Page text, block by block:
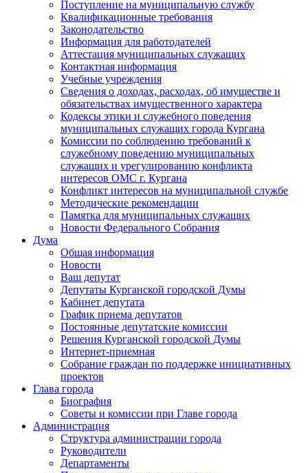
Поступление на муниципальную службу
Квалификационные требования
Законодательство
Информация для работодателей
Аттестация муниципальных служащих
Контактная информация
Учебные учреждения
Сведения о доходах, расходах, об имуществе и
обязательствах имущественного характера
Кодексы этики и служебного поведения
муниципальных служащих города Кургана
Комиссии по соблюдению требований к
служебному поведению муниципальных
служащих и урегулированию конфликта
интересов ОМС г. Кургана
Конфликт интересов на муниципальной службе
Методические рекомендации
Памятка для муниципальных служащих
Новости Федерального Cобрания
Дума
Общая информация
Новости
Ваш депутат
Депутаты Курганской городской Думы
Кабинет депутата
График приема депутатов
Постоянные депутатские комиссии
Решения Курганской городской Думы
Интернет-приемная
Собрание граждан по поддержке инициативных
проектов
Глава города
Биография
Советы и комиссии при Главе города
Администрация
Структура администрации города
Руководители
Департаменты